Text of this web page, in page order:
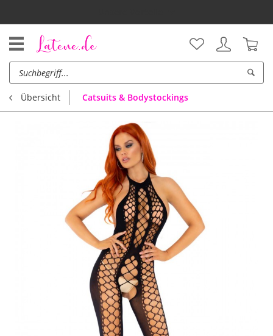
Übersicht Catsuits & Bodystockings